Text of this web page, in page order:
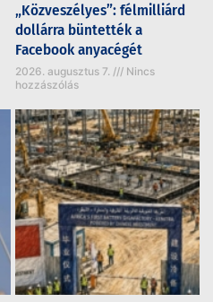
„Közveszélyes”: félmilliárd
dollárra büntették a
Facebook anyacégét
2026. augusztus 7.
Nincs
hozzászólás